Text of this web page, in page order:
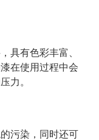
具有色彩丰富、
在使用过程中会
力。
污染，同时还可